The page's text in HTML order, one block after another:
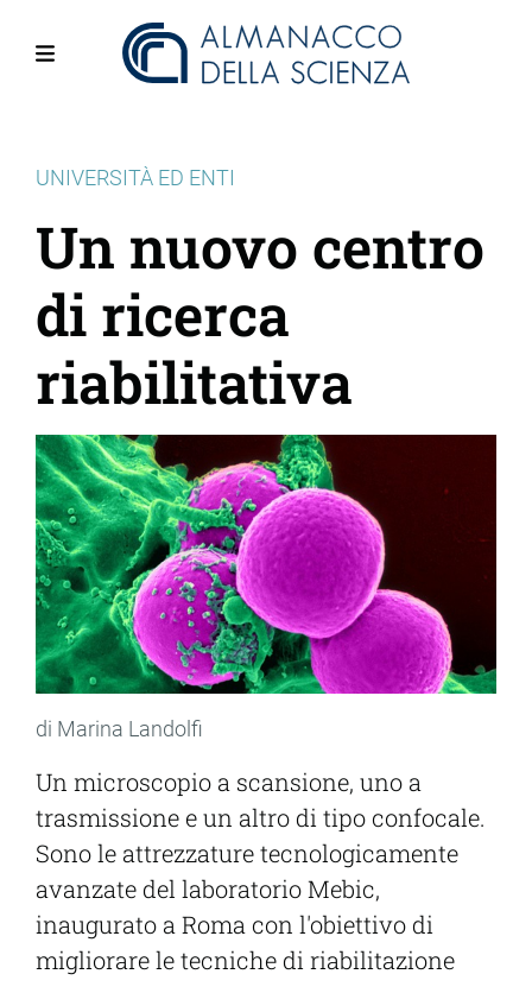
UNIVERSITÀ ED ENTI
Un nuovo centro
di ricerca
riabilitativa
di Marina Landolfi
Un microscopio a scansione, uno a
trasmissione e un altro di tipo confocale.
Sono le attrezzature tecnologicamente
avanzate del laboratorio Mebic,
inaugurato a Roma con l'obiettivo di
migliorare le tecniche di riabilitazione